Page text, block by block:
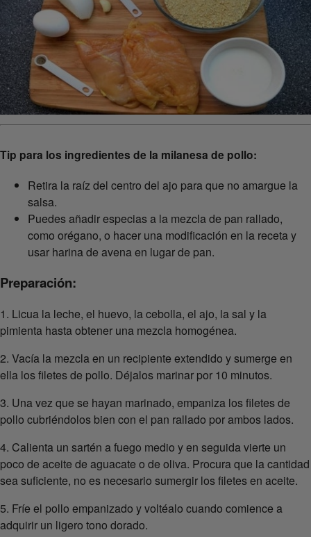
Tip para los ingredientes de la milanesa de pollo:
Retira la raíz del centro del ajo para que no amargue la
salsa.
Puedes añadir especias a la mezcla de pan rallado,
como orégano, o hacer una modificación en la receta y
usar harina de avena en lugar de pan.
Preparación:
1. Licua la leche, el huevo, la cebolla, el ajo, la sal y la
pimienta hasta obtener una mezcla homogénea.
2. Vacía la mezcla en un recipiente extendido y sumerge en
ella los filetes de pollo. Déjalos marinar por 10 minutos.
3. Una vez que se hayan marinado, empaniza los filetes de
pollo cubriéndolos bien con el pan rallado por ambos lados.
4. Calienta un sartén a fuego medio y en seguida vierte un
poco de aceite de aguacate o de oliva. Procura que la cantidad
sea suficiente, no es necesario sumergir los filetes en aceite.
5. Fríe el pollo empanizado y voltéalo cuando comience a
adquirir un ligero tono dorado.